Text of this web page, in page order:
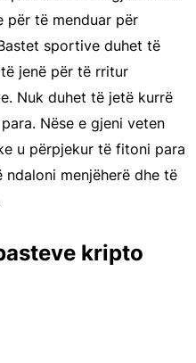
për të menduar për
sportive duhet të
jenë për të rritur
Nuk duhet të jetë kurrë
Nëse e gjeni veten
u përpjekur të fitoni para
menjëherë dhe të
kripto